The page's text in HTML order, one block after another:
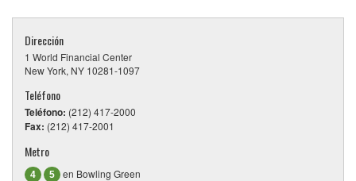
Dirección
1 World Financial Center
New York, NY 10281-1097
Teléfono
Teléfono: (212) 417-2000
Fax: (212) 417-2001
Metro
4 5 en Bowling Green